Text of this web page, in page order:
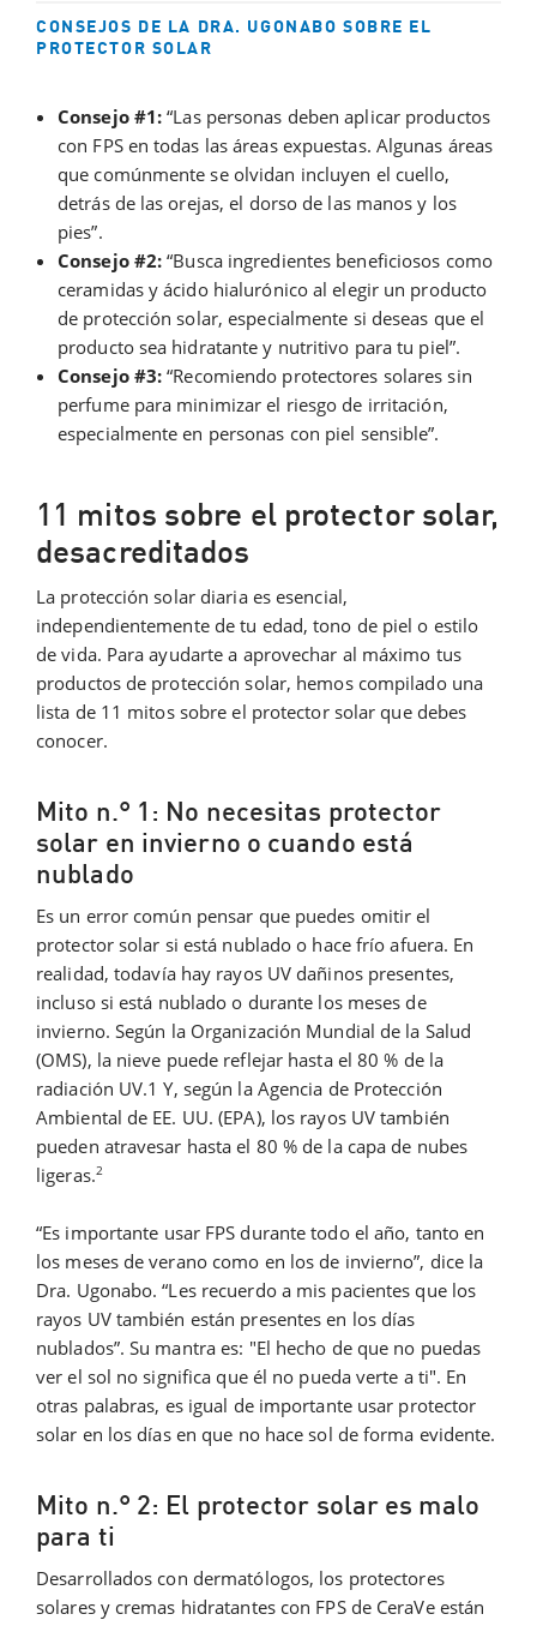
CONSEJOS DE LA DRA. UGONABO SOBRE EL
PROTECTOR SOLAR
Consejo #1: “Las personas deben aplicar productos
con FPS en todas las áreas expuestas. Algunas áreas
que comúnmente se olvidan incluyen el cuello,
detrás de las orejas, el dorso de las manos y los
pies”.
Consejo #2: “Busca ingredientes beneficiosos como
ceramidas y ácido hialurónico al elegir un producto
de protección solar, especialmente si deseas que el
producto sea hidratante y nutritivo para tu piel”.
Consejo #3: “Recomiendo protectores solares sin
perfume para minimizar el riesgo de irritación,
especialmente en personas con piel sensible”.
11 mitos sobre el protector solar,
desacreditados
La protección solar diaria es esencial,
independientemente de tu edad, tono de piel o estilo
de vida. Para ayudarte a aprovechar al máximo tus
productos de protección solar, hemos compilado una
lista de 11 mitos sobre el protector solar que debes
conocer.
Mito n.° 1: No necesitas protector
solar en invierno o cuando está
nublado
Es un error común pensar que puedes omitir el
protector solar si está nublado o hace frío afuera. En
realidad, todavía hay rayos UV dañinos presentes,
incluso si está nublado o durante los meses de
invierno. Según la Organización Mundial de la Salud
(OMS), la nieve puede reflejar hasta el 80 % de la
radiación UV.1 Y, según la Agencia de Protección
Ambiental de EE. UU. (EPA), los rayos UV también
pueden atravesar hasta el 80 % de la capa de nubes
ligeras.2
“Es importante usar FPS durante todo el año, tanto en
los meses de verano como en los de invierno”, dice la
Dra. Ugonabo. “Les recuerdo a mis pacientes que los
rayos UV también están presentes en los días
nublados”. Su mantra es: "El hecho de que no puedas
ver el sol no significa que él no pueda verte a ti". En
otras palabras, es igual de importante usar protector
solar en los días en que no hace sol de forma evidente.
Mito n.° 2: El protector solar es malo
para ti
Desarrollados con dermatólogos, los protectores
solares y cremas hidratantes con FPS de CeraVe están